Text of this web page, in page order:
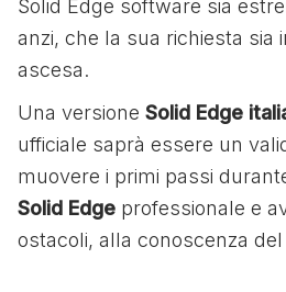
Solid Edge software sia
anzi, che la sua richiesta sia
ascesa.
Una versioneSolid Edge
ufficiale saprà essere un
muovere i primi passi
Solid Edge professionale e
ostacoli, alla conoscenza